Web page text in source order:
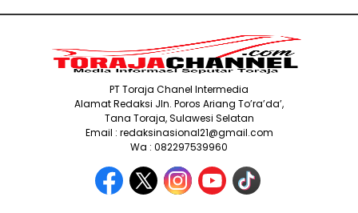
PT Toraja Chanel Intermedia
Alamat Redaksi Jln. Poros Ariang To’ra’da’,
Tana Toraja, Sulawesi Selatan
Email : redaksinasional21@gmail.com
Wa : 082297539960